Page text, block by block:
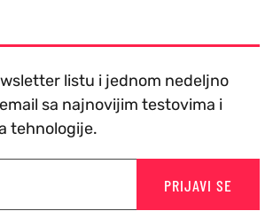
listu i jednom nedeljno
sa najnovijim testovima i
tehnologije.
PRIJAVI SE